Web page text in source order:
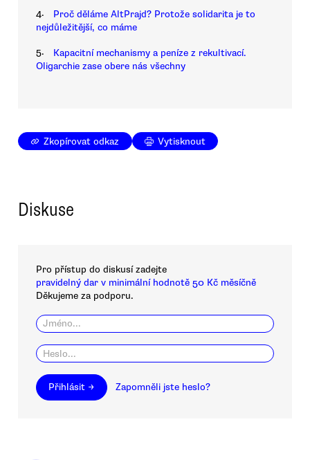
4.
Proč děláme AltPrajd? Protože solidarita je to
nejdůležitější, co máme
5.
Kapacitní mechanismy a peníze z rekultivací.
Oligarchie zase obere nás všechny
Zkopírovat odkaz Vytisknout
Diskuse
Pro přístup do diskusí zadejte
pravidelný dar v minimální hodnotě 50 Kč měsíčně
Děkujeme za podporu.
Přihlásit → Zapomněli jste heslo?